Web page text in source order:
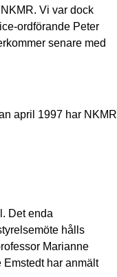
Vi var dock
ordförande Peter
senare med
april 1997 har NKMR
Det enda
hålls
Marianne
har anmält